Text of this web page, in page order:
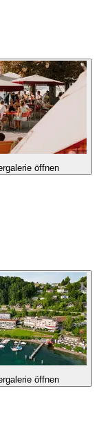
öffnen
öffnen